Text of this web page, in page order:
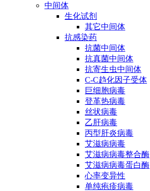
中间体
生化试剂
其它中间体
抗感染药
抗菌中间体
抗真菌中间体
抗寄生虫中间体
C-C趋化因子受体
巨细胞病毒
登革热病毒
丝状病毒
乙肝病毒
丙型肝炎病毒
艾滋病病毒
艾滋病病毒整合酶
艾滋病病毒蛋白酶
心率变异性
单纯疱疹病毒